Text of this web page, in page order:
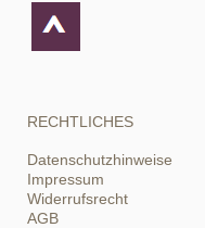
RECHTLICHES
Datenschutzhinweise
Impressum
Widerrufsrecht
AGB